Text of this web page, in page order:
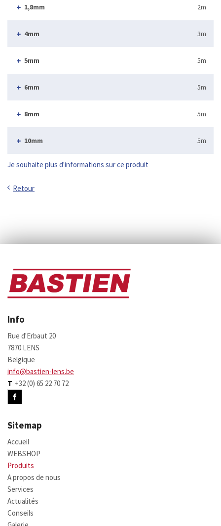
1,8mm 2m
4mm 3m
5mm 5m
6mm 5m
8mm 5m
10mm 5m
Je souhaite plus d'informations sur ce produit
Retour
Info
Rue d'Erbaut 20
7870 LENS
Belgique
info@bastien-lens.be
T +32 (0) 65 22 70 72
Sitemap
Accueil
WEBSHOP
Produits
A propos de nous
Services
Actualités
Conseils